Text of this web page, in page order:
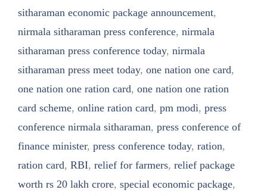
sitharaman economic package announcement,
nirmala sitharaman press conference, nirmala
sitharaman press conference today, nirmala
sitharaman press meet today, one nation one card,
one nation one ration card, one nation one ration
card scheme, online ration card, pm modi, press
conference nirmala sitharaman, press conference of
finance minister, press conference today, ration,
ration card, RBI, relief for farmers, relief package
worth rs 20 lakh crore, special economic package,